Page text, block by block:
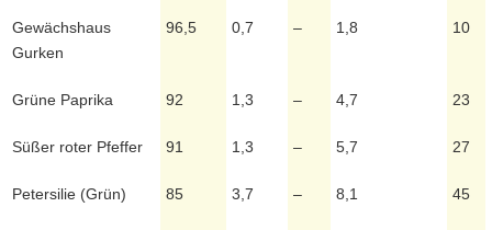
Gewächshaus
Gurken
96,5 0,7 – 1,8 10
Grüne Paprika 92 1,3 – 4,7 23
Süßer roter Pfeffer 91 1,3 – 5,7 27
Petersilie (Grün) 85 3,7 – 8,1 45